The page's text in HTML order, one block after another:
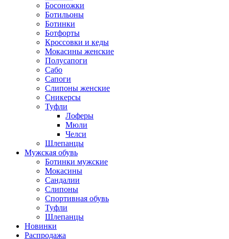
Босоножки
Ботильоны
Ботинки
Ботфорты
Кроссовки и кеды
Мокасины женские
Полусапоги
Сабо
Сапоги
Слипоны женские
Сникерсы
Туфли
Лоферы
Мюли
Челси
Шлепанцы
Мужская обувь
Ботинки мужские
Мокасины
Сандалии
Слипоны
Спортивная обувь
Туфли
Шлепанцы
Новинки
Распродажа